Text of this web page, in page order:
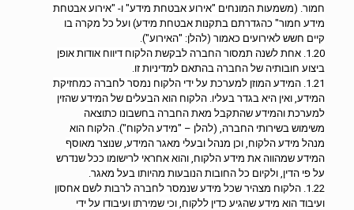
חמור. (משמעות המונחים "אירוע אבטחת מידע" ו- "אירוע אבטחת
מידע חמור" כהגדרתם בתקנות אבטחת מידע) ועל כל מקרה בו
קיים חשש לאירועים כאמור (להלן: "האירוע").
1.20. אחת לשנה תמסור החברה לבקשת הלקוח דיווח אודות אופן
ביצוע חובותיה של החברה בהתאם למדיניות זו.
1.21. המידע המוזן למערכת על ידי הלקוח נמסר לחברה כמחזיקת
המידע, ואין היא בגדר בעליו. הלקוח הוא הבעלים של המידע שהזין
למערכת והמידע שהתקבל מאת החברה בחשבונו כתוצאה
משימוש בשירותי החברה, (להלן – "מידע הלקוח"). הלקוח הוא
מנהל מידע הלקוח, וכן מנהל ובעלי מאגר המידע, שנוצר מאוסף
המידע שמהווה את מידע הלקוח, והוא אחראי לרישומו ככל שנדרש
על פי הדין, ולקיום כל החובות הנובעות מהיותו בעל מאגר.
1.22. הלקוח מצהיר שכל מידע שנמסר לחברה לרבות לשם אחסון
ועיבוד הוא מידע שהגיע כדין ללקוח, וכי שמירתו ועיבודו על ידי